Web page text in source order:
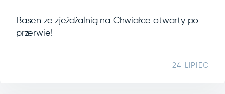
Basen ze zjeżdżalnią na Chwiałce otwarty po
przerwie!
24 LIPIEC